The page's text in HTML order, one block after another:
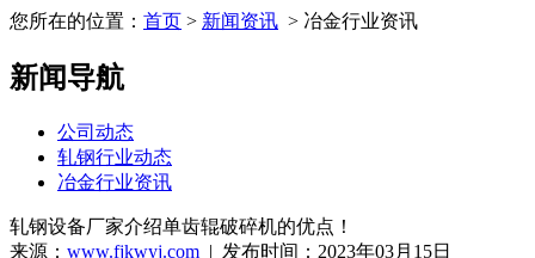
您所在的位置： 首页 > 新闻资讯 > 冶金行业资讯
新闻导航
公司动态
轧钢行业动态
冶金行业资讯
轧钢设备厂家介绍单齿辊破碎机的优点！
来源： www.fjkwyj.com | 发布时间：2023年03月15日